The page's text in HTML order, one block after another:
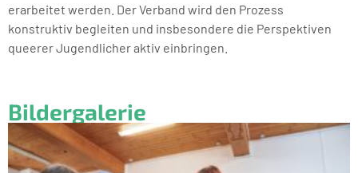
erarbeitet werden. Der Verband wird den Prozess
konstruktiv begleiten und insbesondere die Perspektiven
queerer Jugendlicher aktiv einbringen.
Bildergalerie